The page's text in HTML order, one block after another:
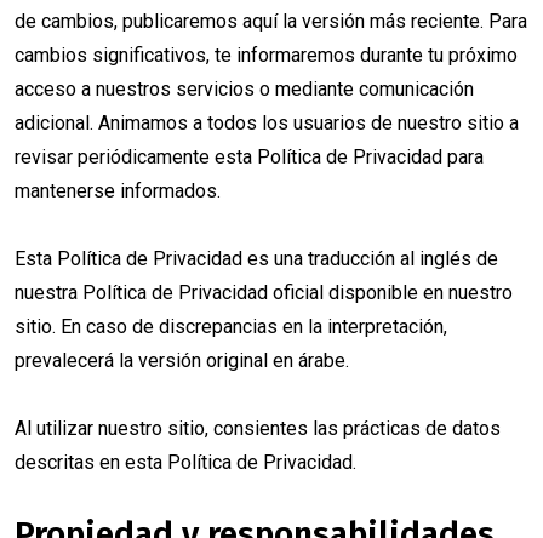
de cambios, publicaremos aquí la versión más reciente. Para
cambios significativos, te informaremos durante tu próximo
acceso a nuestros servicios o mediante comunicación
adicional. Animamos a todos los usuarios de nuestro sitio a
revisar periódicamente esta Política de Privacidad para
mantenerse informados.
Esta Política de Privacidad es una traducción al inglés de
nuestra Política de Privacidad oficial disponible en nuestro
sitio. En caso de discrepancias en la interpretación,
prevalecerá la versión original en árabe.
Al utilizar nuestro sitio, consientes las prácticas de datos
descritas en esta Política de Privacidad.